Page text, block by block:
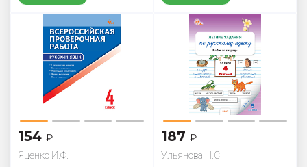
154 ₽
Яценко И.Ф.
187 ₽
Ульянова Н.С.